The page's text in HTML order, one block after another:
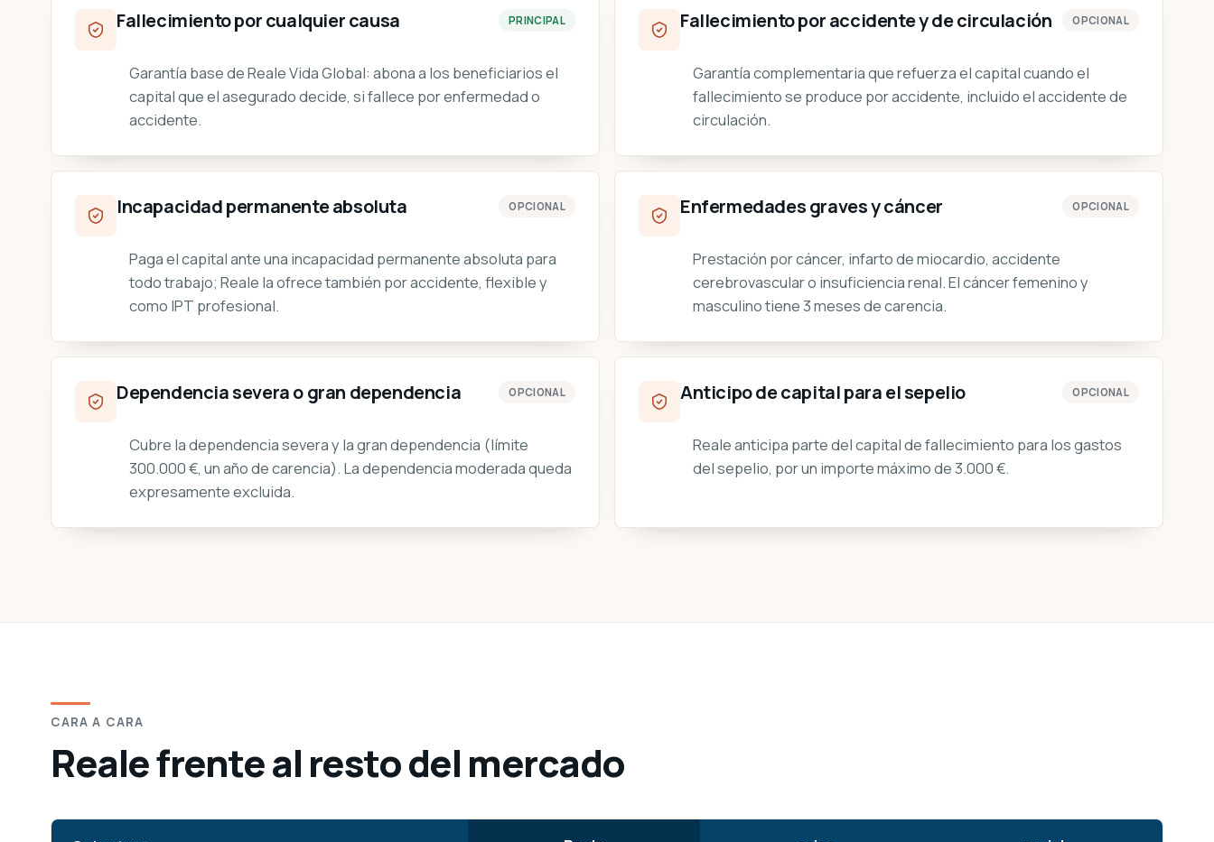
Fallecimiento por cualquier causa PRINCIPAL
Garantía base de Reale Vida Global: abona a los beneficiarios el
capital que el asegurado decide, si fallece por enfermedad o
accidente.
Fallecimiento por accidente y de circulación OPCIONAL
Garantía complementaria que refuerza el capital cuando el
fallecimiento se produce por accidente, incluido el accidente de
circulación.
Incapacidad permanente absoluta OPCIONAL
Paga el capital ante una incapacidad permanente absoluta para
todo trabajo; Reale la ofrece también por accidente, flexible y
como IPT profesional.
Enfermedades graves y cáncer OPCIONAL
Prestación por cáncer, infarto de miocardio, accidente
cerebrovascular o insuficiencia renal. El cáncer femenino y
masculino tiene 3 meses de carencia.
Dependencia severa o gran dependencia OPCIONAL
Cubre la dependencia severa y la gran dependencia (límite
300.000 €, un año de carencia). La dependencia moderada queda
expresamente excluida.
Anticipo de capital para el sepelio OPCIONAL
Reale anticipa parte del capital de fallecimiento para los gastos
del sepelio, por un importe máximo de 3.000 €.
CARA A CARA
Reale frente al resto del mercado